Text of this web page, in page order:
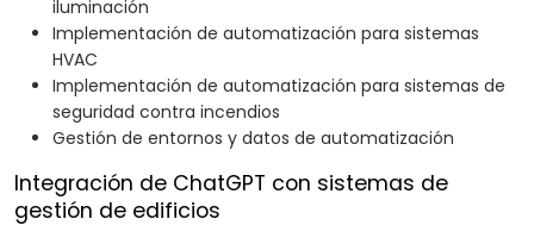
iluminación
Implementación de automatización para sistemas
HVAC
Implementación de automatización para sistemas de
seguridad contra incendios
Gestión de entornos y datos de automatización
Integración de ChatGPT con sistemas de
gestión de edificios